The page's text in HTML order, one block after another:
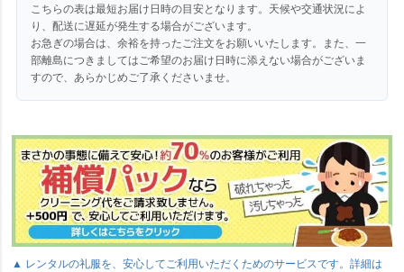
こちらの表は最短お届け日時の目安となります。天候や交通状況によ
り、配送に遅延が発生する場合がございます。
お急ぎの場合は、余裕を持ったご注文をお願いいたします。また、一
部離島につきましてはご希望のお届け日時に添えない場合がございま
すので、あらかじめご了承くださいませ。
▲ レンタルの礼服を、安心してご利用いただくためのサービスです。詳細は